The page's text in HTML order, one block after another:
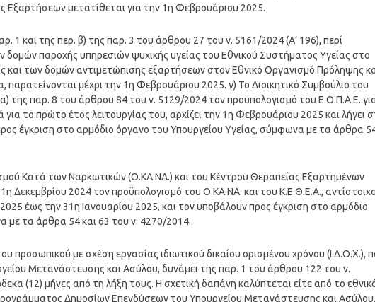
Εξαρτήσεων μετατίθεται για την 1η Φεβρουάριου 2025.
1 και της περ. β) της παρ. 3 του άρθρου 27 του ν. 5161/2024 (Α’ 196), περί
παροχής υπηρεσιών ψυχικής υγείας του Εθνικού Συστήματος Υγείας στο
και των δομών αντιμετώπισης εξαρτήσεων στον Εθνικό Οργανισμό Πρόληψης
μέχρι την 1η Φεβρουάριου 2025. γ) Το Διοικητικό Συμβούλιο του
της παρ. 8 του άρθρου 84 του ν. 5129/2024 τον προϋπολογισμό του Ε.Ο.Π.Α.Ε.
για το πρώτο έτος λειτουργίας του, αρχίζει την 1η Φεβρουάριου 2025 και λήγει
έγκριση στο αρμόδιο όργανο του Υπουργείου Υγείας, σύμφωνα με τα άρθρα
Κατά των Ναρκωτικών (Ο.ΚΑ.ΝΑ.) και του Κέντρου Θεραπείας Εξαρτημένων
Δεκεμβρίου 2024 τον προϋπολογισμό του Ο.ΚΑ.ΝΑ. και του Κ.Ε.Θ.Ε.Α.,
έως την 31η Ιανουαρίου 2025, και τον υποβάλουν προς έγκριση στο αρμόδιο
με τα άρθρα 54 και 63 του ν. 4270/2014.
προσωπικού με σχέση εργασίας ιδιωτικού δικαίου ορισμένου χρόνου (Ι.Δ.Ο.Χ.),
Μετανάστευσης και Ασύλου, δυνάμει της παρ. 1 του άρθρου 122 του ν.
(12) μήνες από τη λήξη τους. Η σχετική δαπάνη καλύπτεται είτε από το
Δημοσίων Επενδύσεων του Υπουργείου Μετανάστευσης και Ασύλου,